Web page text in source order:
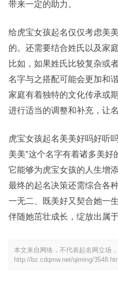
带来一定的助力。
给虎宝女孩起名仅仅考虑美
的。还需要结合姓氏以及家
比如，如果姓氏比较复杂或
名字与之搭配可能会更加和
家庭有着独特的文化传承或
进行适当的调整和补充，让
虎宝女孩起名美美好吗好听
美美”这个名字有着诸多美好
它能够为虎宝女孩的人生增
最终的起名决策还需综合各
一无二、既美好又契合她一
伴随她茁壮成长，绽放出属
本文来自网络，不代表起名网立场
http://bz.cdqmw.net/qiming/